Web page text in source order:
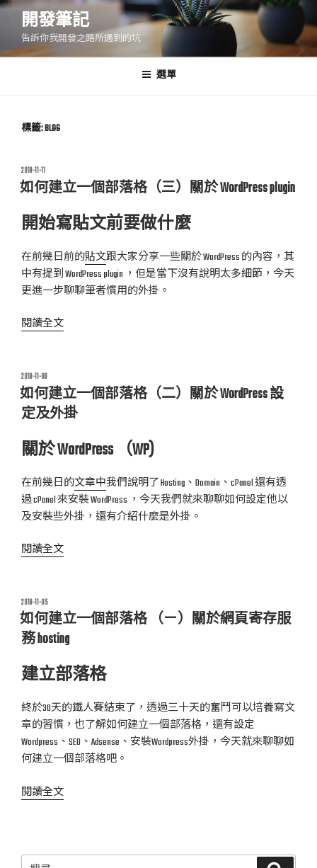
跳
要
開發筆記
告訴你我開發之路所遇到的坑
選單
標籤:BLOG
發
佈
於
2018-11-11
如何建立一個部落格（三）關於 WordPress plugin
開始寫貼文前要做什麼
在前幾日前的貼文跟大家分享一些關於 WordPress 的內容，其
中有提到 WordPress plugin ，但是當下沒有說明太多細節，今天
更進一步聊聊筆者慣用的外掛。
閱讀全文〈如
一
個
落
格
（三）
關
於
plugin〉
發
佈
於
2018-11-08
如何建立一個部落格（二）關於 WordPress 設
定及外掛
關於 WordPress （WP)
在前幾日的文章中我們說明了 Hosting、Domain、cPanel 還有透
過 cPanel 來安裝 WordPress ，今天我們就來聊聊如何設定他以
及安裝些外掛，還有介紹什麼是外掛。
閱讀全文〈如
一
個
落
格
（二）
關
於
WordPress
定
及
發
佈
於
2018-11-05
如何建立一個部落格 （ㄧ）關於網頁寄存服
務 hosting
建立部落格
終於30天的鐵人賽結束了，透過三十天的奮鬥可以培養寫文
章的習慣，也了解如何建立一個部落格，還有設定
Wordpress、SEO、Adsense、安裝Wordpress外掛，今天就來聊聊如
何建立一個部落格吧。
閱讀全文〈如
一